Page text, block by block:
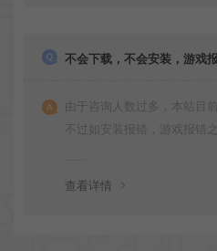
不会下载，不会安装，游戏
由于咨询人数过多，本站目
不过如安装报错，游戏报错
查看详情